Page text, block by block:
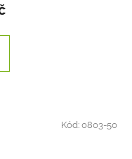
Kód:0803-50